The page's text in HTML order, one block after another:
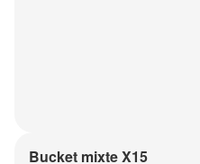
Bucket mixte X15